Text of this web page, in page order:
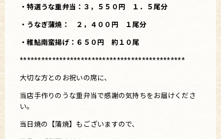
・特選うな重弁当：３，５５０円 １．５尾分
・うなぎ蒲焼： ２，４００円 １尾分
・稚鮎南蛮揚げ：６５０円 約１０尾
**********************************************
大切な方とのお祝いの席に、
当店手作りのうな重弁当で感謝の気持ちをお届けくださ
い。
当日焼の【蒲焼】もございますので、